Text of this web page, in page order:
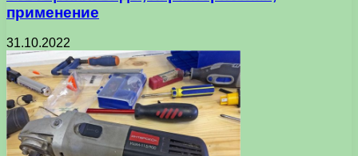
применение
31.10.2022